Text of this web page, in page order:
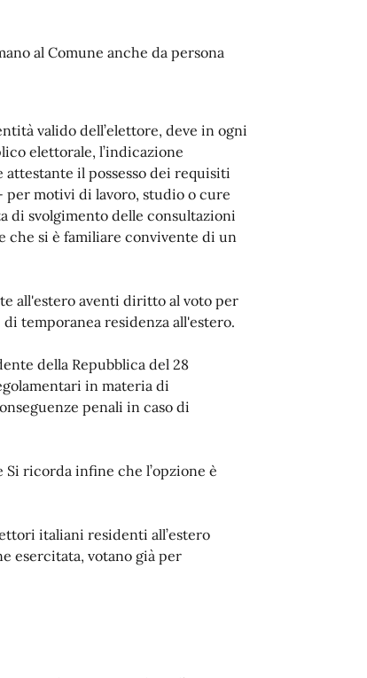
al Comune anche da persona
valido dell’elettore, deve in ogni
elettorale, l’indicazione
il possesso dei requisiti
per motivi di lavoro, studio o cure
di svolgimento delle consultazioni
che si è familiare convivente di un
all'estero aventi diritto al voto per
temporanea residenza all'estero.
della Repubblica del 28
in materia di
penali in caso di
Si ricorda infine che l’opzione è
italiani residenti all’estero
esercitata, votano già per